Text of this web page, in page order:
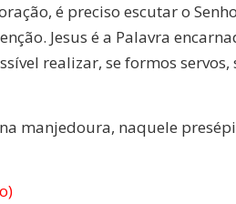
é preciso escutar o
Jesus é a Palavra
realizar, se formos servos,
manjedoura, naquele